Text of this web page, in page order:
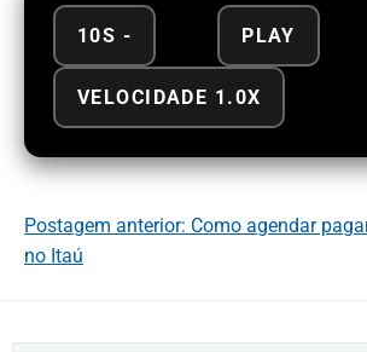
10S - PLAY
VELOCIDADE 1.0X
Postagem anterior: Como agendar
no Itaú